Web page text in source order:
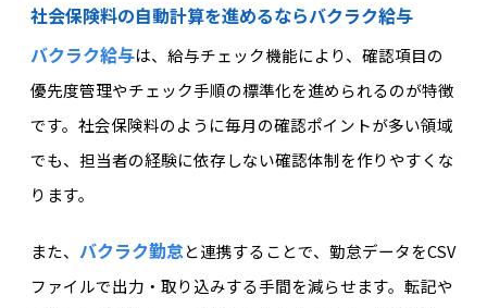
社会保険料の自動計算を進めるならバクラク給与
バクラク給与は、給与チェック機能により、確認項目の
優先度管理やチェック手順の標準化を進められるのが特徴
です。社会保険料のように毎月の確認ポイントが多い領域
でも、担当者の経験に依存しない確認体制を作りやすくな
ります。
また、 バクラク勤怠と連携することで、勤怠データをCSV
ファイルで出力・取り込みする手間を減らせます。転記や